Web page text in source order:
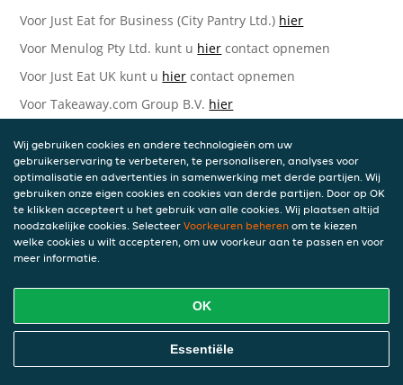
Voor Just Eat for Business (City Pantry Ltd.) hier
Voor Menulog Pty Ltd. kunt u hier contact opnemen
Voor Just Eat UK kunt u hier contact opnemen
Voor Takeaway.com Group B.V. hier
Takeaway.com Group B.V.
Piet Heinkade 61
1019 GM Amsterdam
Nederland
Bijgewerkte versies van deze
Wij kunnen deze Verklaring van tijd tot tijd bijwerken als
reactie op veranderende juridische, technische of zakelijke
ontwikkelingen. Wanneer wij onze Privacyverklaring
bijwerken, zullen wij passende maatregelen nemen om u
Wij gebruiken cookies en andere technologieën om uw
gebruikerservaring te verbeteren, te personaliseren, analyses voor
optimalisatie en advertenties in samenwerking met derde partijen. Wij
gebruiken onze eigen cookies en cookies van derde partijen. Door op OK
te klikken accepteert u het gebruik van alle cookies. Wij plaatsen altijd
noodzakelijke cookies. Selecteer Voorkeuren beheren om te kiezen
welke cookies u wilt accepteren, om uw voorkeur aan te passen en voor
meer informatie.
OK
Essentiële